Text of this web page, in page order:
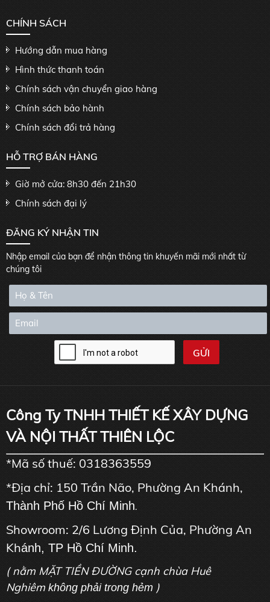
CHÍNH SÁCH
Hướng dẫn mua hàng
Hình thức thanh toán
Chính sách vận chuyển giao hàng
Chính sách bảo hành
Chính sách đổi trả hàng
HỖ TRỢ BÁN HÀNG
Giờ mở cửa: 8h30 đến 21h30
Chính sách đại lý
ĐĂNG KÝ NHẬN TIN
Nhập email của bạn để nhận thông tin khuyến mãi mới nhất từ
chúng tôi
Công Ty TNHH THIẾT KẾ XÂY DỰNG
VÀ NỘI THẤT THIÊN LỘC
*Mã số thuế: 0318363559
*Địa chỉ: 150 Trần Não, Phường An Khánh,
Thành Phố Hồ Chí Minh.
Showroom: 2/6 Lương Định Của, Phường An
Khánh, TP Hồ Chí Minh.
( nằm MẶT TIỀN ĐƯỜNG cạnh chùa Huê
Nghiêm không phải trong hẻm )